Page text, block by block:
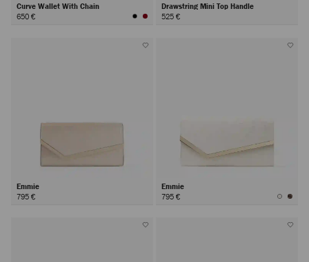
Curve Wallet With Chain
650 €
Drawstring Mini Top Handle
525 €
Emmie
795 €
Emmie
795 €